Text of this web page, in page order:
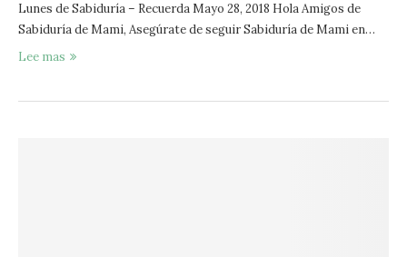
Lunes de Sabiduría – Recuerda Mayo 28, 2018 Hola Amigos de
Sabiduría de Mami, Asegúrate de seguir Sabiduría de Mami en…
Lee mas